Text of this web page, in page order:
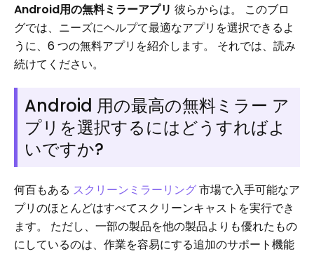
Android用の無料ミラーアプリ 彼らからは。 このブロ
グでは、ニーズにヘルプて最適なアプリを選択できるよ
うに、6 つの無料アプリを紹介します。 それでは、読み
続けてください。
Android 用の最高の無料ミラー ア
プリを選択するにはどうすればよ
いですか?
何百もある スクリーンミラーリング市場で入手可能なア
プリのほとんどはすべてスクリーンキャストを実行でき
ます。 ただし、一部の製品を他の製品よりも優れたもの
にしているのは、作業を容易にする追加のサポート機能